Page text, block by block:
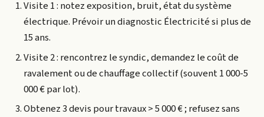
Visite 1 : notez exposition, bruit, état du système
électrique. Prévoir un diagnostic Électricité si plus de
15 ans.
Visite 2 : rencontrez le syndic, demandez le coût de
ravalement ou de chauffage collectif (souvent 1 000-5
000 € par lot).
Obtenez 3 devis pour travaux > 5 000 € ; refusez sans